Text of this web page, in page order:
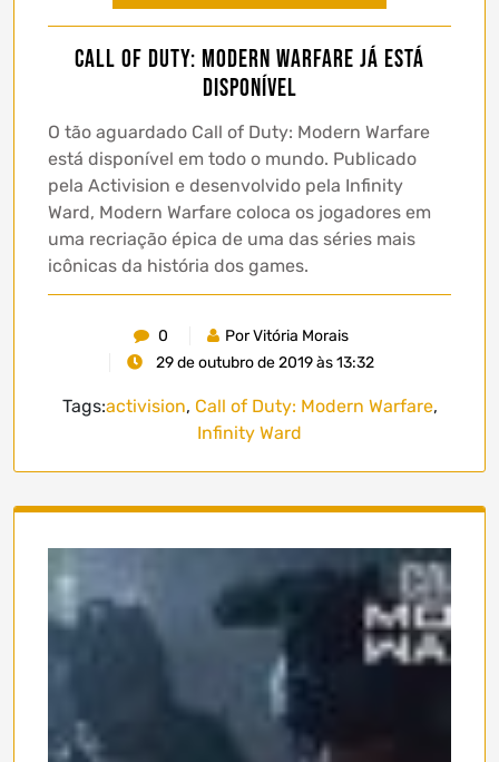
Call of Duty: Modern Warfare Já Está
Disponível
O tão aguardado Call of Duty: Modern Warfare
está disponível em todo o mundo. Publicado
pela Activision e desenvolvido pela Infinity
Ward, Modern Warfare coloca os jogadores em
uma recriação épica de uma das séries mais
icônicas da história dos games.
0
Por Vitória Morais
29 de outubro de 2019 às 13:32
Tags:activision, Call of Duty: Modern Warfare,
Infinity Ward